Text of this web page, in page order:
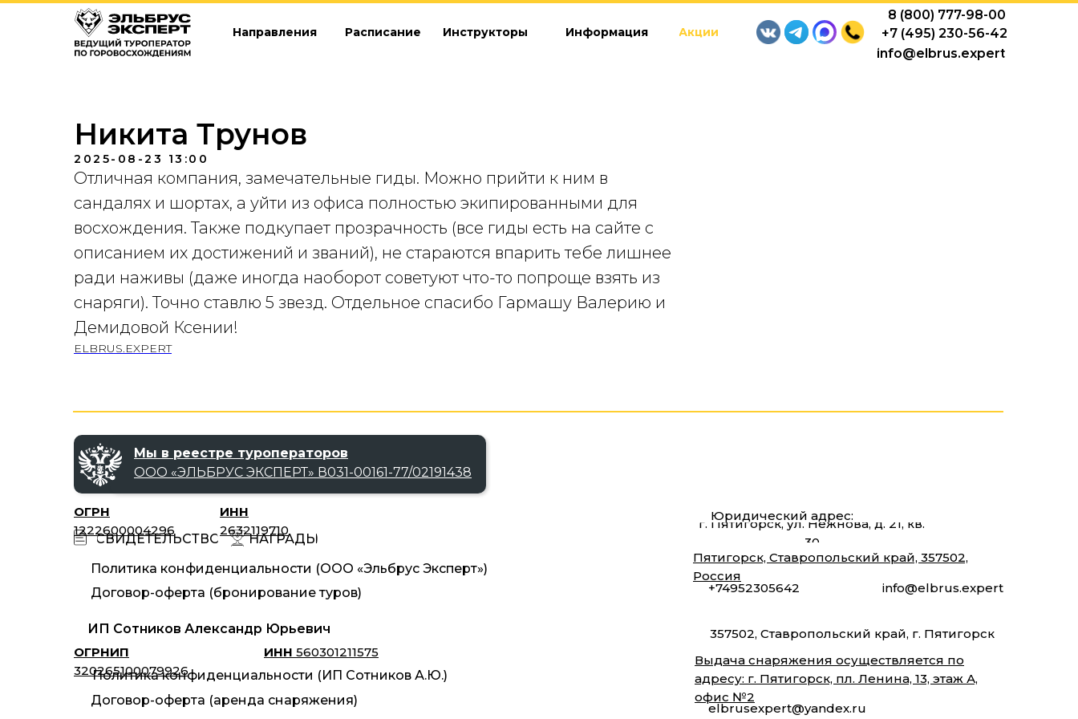
info@elbrus.expert
+7 (495) 230-56-42
8 (800) 777-98-00
Акции
Информация
Инструкторы
Расписание
Направления
Никита Трунов
2025-08-23 13:00
Отличная компания, замечательные гиды. Можно прийти к ним в
сандалях и шортах, а уйти из офиса полностью экипированными для
восхождения. Также подкупает прозрачность (все гиды есть на сайте с
описанием их достижений и званий), не стараются впарить тебе лишнее
ради наживы (даже иногда наоборот советуют что-то попроще взять из
снаряги). Точно ставлю 5 звезд. Отдельное спасибо Гармашу Валерию и
Демидовой Ксении!
ELBRUS.EXPERT
Политика конфиденциальности (ООО «Эльбрус Эксперт»)
Политика конфиденциальности (ИП Сотников А.Ю.)
СВИДЕТЕЛЬСТВО
ОГРНИП
320265100079926
ИНН 560301211575
ОГРН
1222600004296
ИНН
2632119710
НАГРАДЫ
ИП Сотников Александр Юрьевич
Договор-оферта (аренда снаряжения)
Договор-оферта (бронирование туров)
Выдача снаряжения осуществляется по
адресу: г. Пятигорск, пл. Ленина, 13, этаж А,
офис №2
elbrusexpert@yandex.ru
Пятигорск, Ставропольский край, 357502,
Россия
info@elbrus.expert
357502, Ставропольский край, г. Пятигорск
Юридический адрес:
г. Пятигорск, ул. Нежнова, д. 21, кв.
30
+74952305642
Мы в реестре туроператоров
ООО «‎ЭЛЬБРУС ЭКСПЕРТ»‎ В031-00161-77/02191438